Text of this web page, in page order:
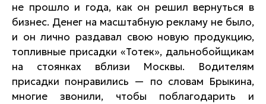
не прошло и года, как он решил вернуться в
бизнес. Денег на масштабную рекламу не было,
и он лично раздавал свою новую продукцию,
топливные присадки «Тотек», дальнобойщикам
на стоянках вблизи Москвы. Водителям
присадки понравились — по словам Брыкина,
многие звонили, чтобы поблагодарить и